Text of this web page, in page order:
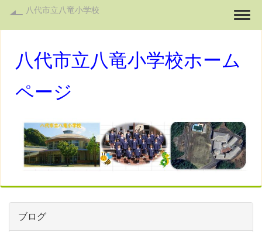
八代市立八竜小学校
八代市立八竜小学校ホーム
ページ
ブログ